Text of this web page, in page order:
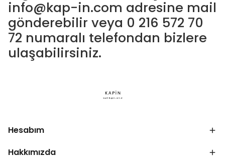
info@kap-in.com adresine mail
gönderebilir veya 0 216 572 70
72 numaralı telefondan bizlere
ulaşabilirsiniz.
Hesabım
Hakkımızda